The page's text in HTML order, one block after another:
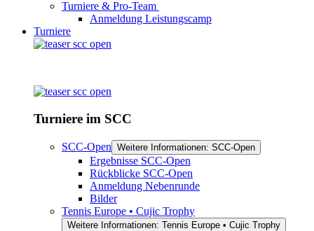
Turniere & Pro-Team
Anmeldung Leistungscamp
Turniere
Turniere im SCC
SCC-Open Weitere Informationen: SCC-Open
Ergebnisse SCC-Open
Rückblicke SCC-Open
Anmeldung Nebenrunde
Bilder
Tennis Europe • Cujic Trophy
Weitere Informationen: Tennis Europe • Cujic Trophy